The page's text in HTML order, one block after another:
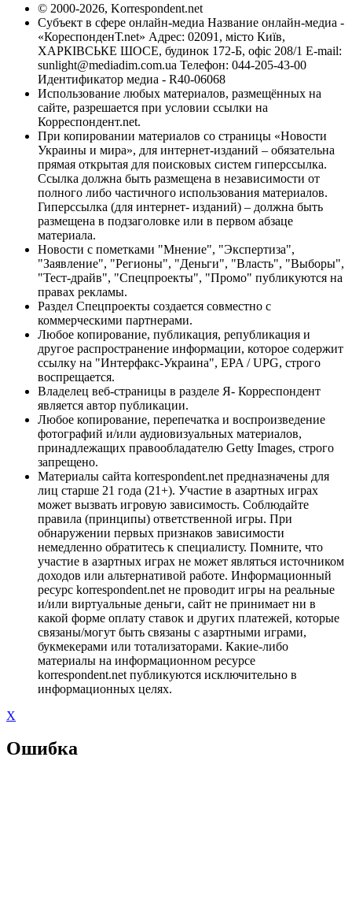
© 2000-2026, Korrespondent.net
Субъект в сфере онлайн-медиа Название онлайн-медиа -
«КореспонденТ.net» Адрес: 02091, місто Київ,
ХАРКІВСЬКЕ ШОСЕ, будинок 172-Б, офіс 208/1 E-mail:
sunlight@mediadim.com.ua Телефон: 044-205-43-00
Идентификатор медиа - R40-06068
Использование любых материалов, размещённых на
сайте, разрешается при условии ссылки на
Корреспондент.net.
При копировании материалов со страницы «Новости
Украины и мира», для интернет-изданий – обязательна
прямая открытая для поисковых систем гиперссылка.
Ссылка должна быть размещена в независимости от
полного либо частичного использования материалов.
Гиперссылка (для интернет- изданий) – должна быть
размещена в подзаголовке или в первом абзаце
материала.
Новости с пометками "Мнение", "Экспертиза",
"Заявление", "Регионы", "Деньги", "Власть", "Выборы",
"Тест-драйв", "Спецпроекты", "Промо" публикуются на
правах рекламы.
Раздел Спецпроекты создается совместно с
коммерческими партнерами.
Любое копирование, публикация, републикация и
другое распространение информации, которое содержит
ссылку на "Интерфакс-Украина", EPA / UPG, строго
воспрещается.
Владелец веб-страницы в разделе Я- Корреспондент
является автор публикации.
Любое копирование, перепечатка и воспроизведение
фотографий и/или аудиовизуальных материалов,
принадлежащих правообладателю Getty Images, строго
запрещено.
Материалы сайта korrespondent.net предназначены для
лиц старше 21 года (21+). Участие в азартных играх
может вызвать игровую зависимость. Соблюдайте
правила (принципы) ответственной игры. При
обнаружении первых признаков зависимости
немедленно обратитесь к специалисту. Помните, что
участие в азартных играх не может являться источником
доходов или альтернативой работе. Информационный
ресурс korrespondent.net не проводит игры на реальные
и/или виртуальные деньги, сайт не принимает ни в
какой форме оплату ставок и других платежей, которые
связаны/могут быть связаны с азартными играми,
букмекерами или тотализаторами. Какие-либо
материалы на информационном ресурсе
korrespondent.net публикуются исключительно в
информационных целях.
X
Ошибка